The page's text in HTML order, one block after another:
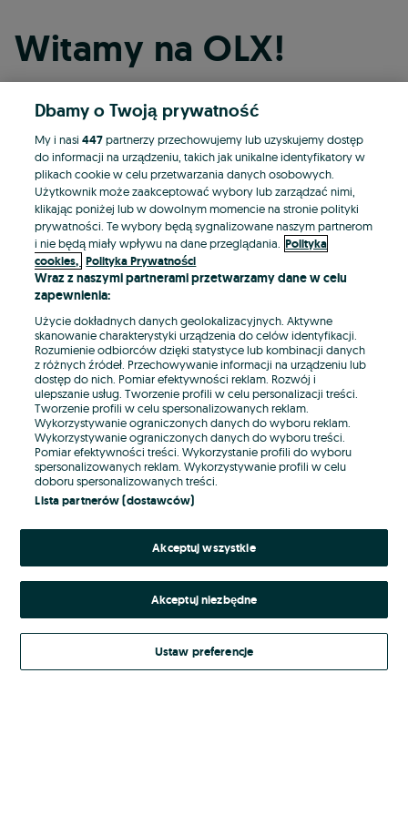
Witamy na OLX!
Kontynuuj przez Facebooka
Kontynuuj przez konto Apple
Kontynuuj przez konto Google
LUB
E-mail
Hasło
Nie pamiętasz hasła?
Zaloguj się
Kontynuując za pośrednictwem jednego z dostawców wskazanych powyżej,
Regulamin serwisuOLX.pl w jego aktualnym brzmieniu.
Dbamy o Twoją prywatność
My i nasi447partnerzy przechowujemy lub uzyskujemy dostęp
do informacji na urządzeniu, takich jak unikalne identyfikatory w
plikach cookie w celu przetwarzania danych osobowych.
Użytkownik może zaakceptować wybory lub zarządzać nimi,
klikając poniżej lub w dowolnym momencie na stronie polityki
prywatności. Te wybory będą sygnalizowane naszym partnerom
i nie będą miały wpływu na dane przeglądania. Polityka
cookies, Polityka Prywatności
Wraz z naszymi partnerami przetwarzamy dane w celu
zapewnienia:
Użycie dokładnych danych geolokalizacyjnych. Aktywne
skanowanie charakterystyki urządzenia do celów identyfikacji.
Rozumienie odbiorców dzięki statystyce lub kombinacji danych
z różnych źródeł. Przechowywanie informacji na urządzeniu lub
dostęp do nich. Pomiar efektywności reklam. Rozwój i
ulepszanie usług. Tworzenie profili w celu personalizacji treści.
Tworzenie profili w celu spersonalizowanych reklam.
Wykorzystywanie ograniczonych danych do wyboru reklam.
Wykorzystywanie ograniczonych danych do wyboru treści.
Pomiar efektywności treści. Wykorzystanie profili do wyboru
spersonalizowanych reklam. Wykorzystywanie profili w celu
doboru spersonalizowanych treści.
Lista partnerów (dostawców)
Akceptuj wszystkie
Akceptuj niezbędne
Ustaw preferencje